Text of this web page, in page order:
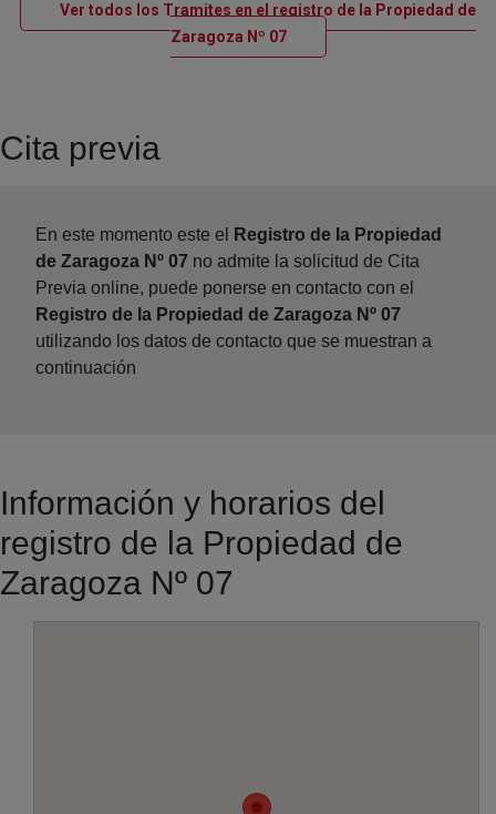
Ver todos los Tramites en el registro de la Propiedad de
Zaragoza Nº 07Ventana nueva
Cita previa
En este momento este el
Registro de la Propiedad
de Zaragoza Nº 07 no admite la solicitud de Cita
Previa online, puede ponerse en contacto con el
Registro de la Propiedad de Zaragoza Nº 07
utilizando los datos de contacto que se muestran a
continuación
Información y horarios del
registro de la Propiedad de
Zaragoza Nº 07